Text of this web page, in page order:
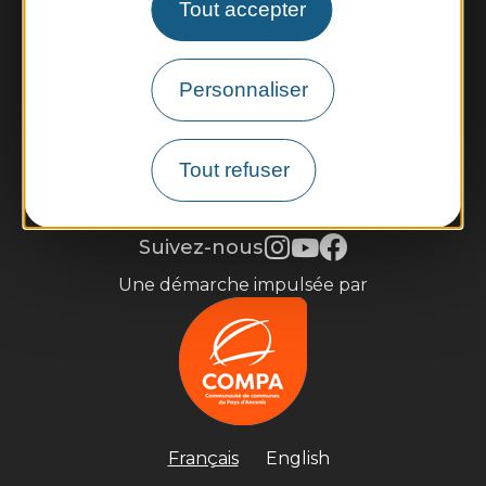
Tout accepter
Personnaliser
Tout refuser
Contactez-nous
Infos pratiques et brochures
Je m'inscris à la newsletter
Mentions légalesGestion des cookies
Accessibilité : partiellement conforme
Suivez-nous
Une démarche impulsée par
Français English